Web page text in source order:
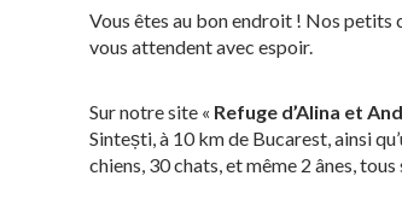
Vous êtes au bon endroit ! Nos petits
vous attendent avec espoir.
Sur notre site « Refuge d’Alina et
Sintești, à 10 km de Bucarest, ainsi
chiens, 30 chats, et même 2 ânes,